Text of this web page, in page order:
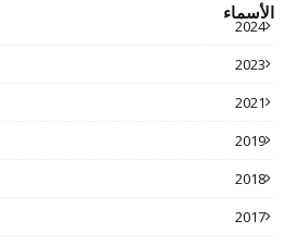
الأسماء
2024
2023
2021
2019
2018
2017